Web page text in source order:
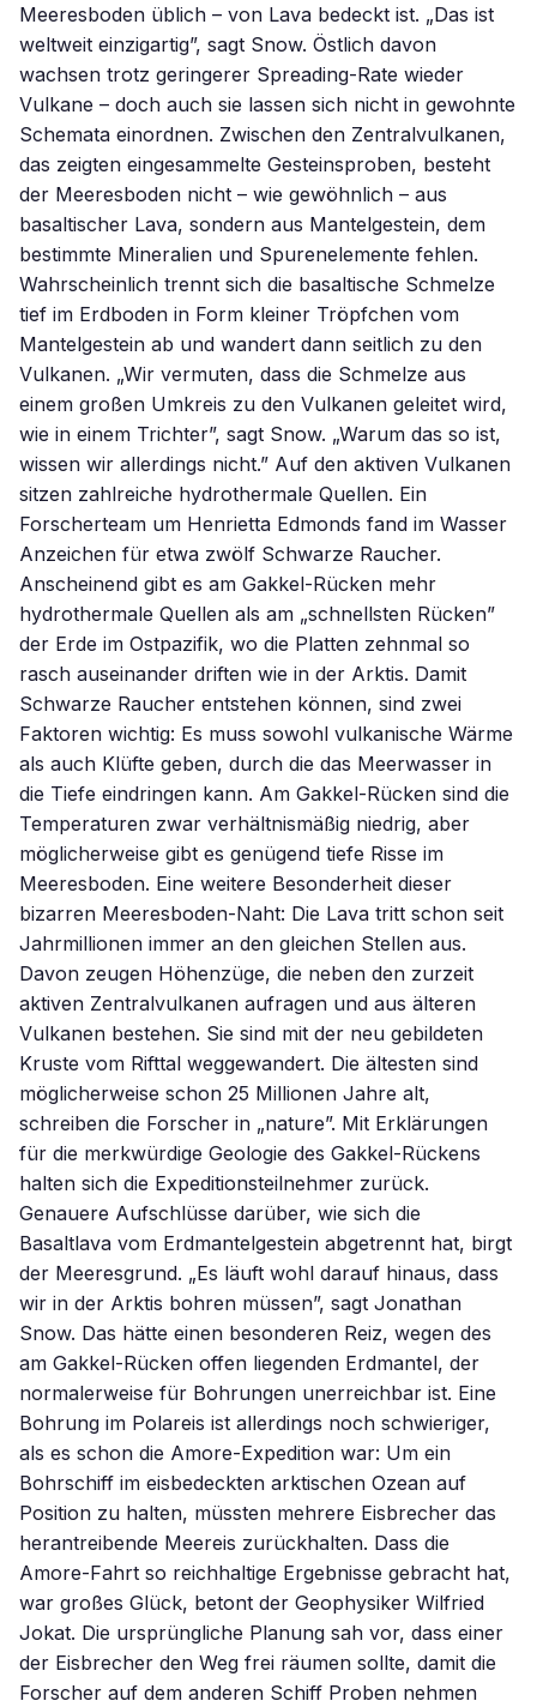
Meeresboden üblich – von Lava bedeckt ist. „Das ist
weltweit einzigartig”, sagt Snow. Östlich davon
wachsen trotz geringerer Spreading-Rate wieder
Vulkane – doch auch sie lassen sich nicht in gewohnte
Schemata einordnen. Zwischen den Zentralvulkanen,
das zeigten eingesammelte Gesteinsproben, besteht
der Meeresboden nicht – wie gewöhnlich – aus
basaltischer Lava, sondern aus Mantelgestein, dem
bestimmte Mineralien und Spurenelemente fehlen.
Wahrscheinlich trennt sich die basaltische Schmelze
tief im Erdboden in Form kleiner Tröpfchen vom
Mantelgestein ab und wandert dann seitlich zu den
Vulkanen. „Wir vermuten, dass die Schmelze aus
einem großen Umkreis zu den Vulkanen geleitet wird,
wie in einem Trichter”, sagt Snow. „Warum das so ist,
wissen wir allerdings nicht.” Auf den aktiven Vulkanen
sitzen zahlreiche hydrothermale Quellen. Ein
Forscherteam um Henrietta Edmonds fand im Wasser
Anzeichen für etwa zwölf Schwarze Raucher.
Anscheinend gibt es am Gakkel-Rücken mehr
hydrothermale Quellen als am „schnellsten Rücken”
der Erde im Ostpazifik, wo die Platten zehnmal so
rasch auseinander driften wie in der Arktis. Damit
Schwarze Raucher entstehen können, sind zwei
Faktoren wichtig: Es muss sowohl vulkanische Wärme
als auch Klüfte geben, durch die das Meerwasser in
die Tiefe eindringen kann. Am Gakkel-Rücken sind die
Temperaturen zwar verhältnismäßig niedrig, aber
möglicherweise gibt es genügend tiefe Risse im
Meeresboden. Eine weitere Besonderheit dieser
bizarren Meeresboden-Naht: Die Lava tritt schon seit
Jahrmillionen immer an den gleichen Stellen aus.
Davon zeugen Höhenzüge, die neben den zurzeit
aktiven Zentralvulkanen aufragen und aus älteren
Vulkanen bestehen. Sie sind mit der neu gebildeten
Kruste vom Rifttal weggewandert. Die ältesten sind
möglicherweise schon 25 Millionen Jahre alt,
schreiben die Forscher in „nature”. Mit Erklärungen
für die merkwürdige Geologie des Gakkel-Rückens
halten sich die Expeditionsteilnehmer zurück.
Genauere Aufschlüsse darüber, wie sich die
Basaltlava vom Erdmantelgestein abgetrennt hat, birgt
der Meeresgrund. „Es läuft wohl darauf hinaus, dass
wir in der Arktis bohren müssen”, sagt Jonathan
Snow. Das hätte einen besonderen Reiz, wegen des
am Gakkel-Rücken offen liegenden Erdmantel, der
normalerweise für Bohrungen unerreichbar ist. Eine
Bohrung im Polareis ist allerdings noch schwieriger,
als es schon die Amore-Expedition war: Um ein
Bohrschiff im eisbedeckten arktischen Ozean auf
Position zu halten, müssten mehrere Eisbrecher das
herantreibende Meereis zurückhalten. Dass die
Amore-Fahrt so reichhaltige Ergebnisse gebracht hat,
war großes Glück, betont der Geophysiker Wilfried
Jokat. Die ursprüngliche Planung sah vor, dass einer
der Eisbrecher den Weg frei räumen sollte, damit die
Forscher auf dem anderen Schiff Proben nehmen